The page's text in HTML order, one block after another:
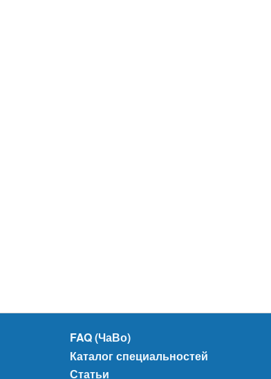
FAQ (ЧаВо)
Каталог специальностей
Статьи